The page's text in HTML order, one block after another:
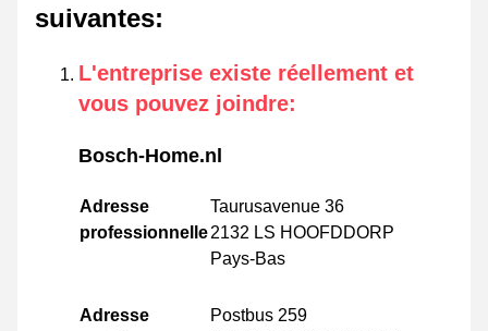
suivantes:
L'entreprise existe réellement et
vous pouvez joindre:
Bosch-Home.nl
Adresse
professionnelle
Taurusavenue 36
2132 LS HOOFDDORP
Pays-Bas
Adresse
Postbus 259